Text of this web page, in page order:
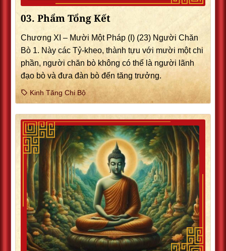
03. Phẩm Tổng Kết
Chương XI – Mười Một Pháp (I) (23) Người Chăn
Bò 1. Này các Tỷ-kheo, thành tựu với mười một chi
phần, người chăn bò không có thể là người lãnh
đạo bò và đưa đàn bò đến tăng trưởng.
Kinh Tăng Chi Bộ